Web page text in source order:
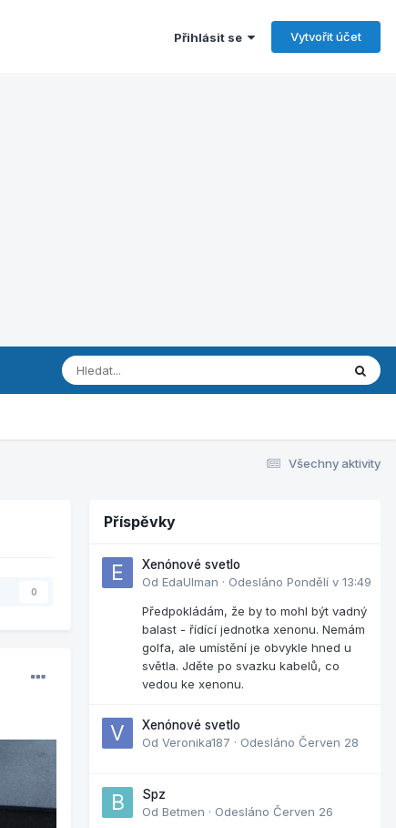
Přihlásit se Vytvořit účet
Všechny aktivity
0
Příspěvky
Xenónové svetlo
Od EdaUlman · Odesláno Pondělí v 13:49
Předpokládám, že by to mohl být vadný
balast - řídící jednotka xenonu. Nemám
golfa, ale umístění je obvykle hned u
světla. Jděte po svazku kabelů, co
vedou ke xenonu.
Xenónové svetlo
Od Veronika187 · Odesláno Červen 28
Spz
Od Betmen · Odesláno Červen 26